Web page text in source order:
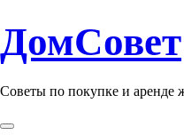
ДомСовет
Советы по покупке и аренде